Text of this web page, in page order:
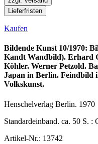
Lieferfristen
Kaufen
Bildende Kunst 10/1970:
Kandt Wandbild). Erhard
Köhler. Werner Petzold.
Japan in Berlin. Feindbild
Volkskunst.
Henschelverlag Berlin. 1970
Standardeinband. ca. 50 S. :
Artikel-Nr.: 13742